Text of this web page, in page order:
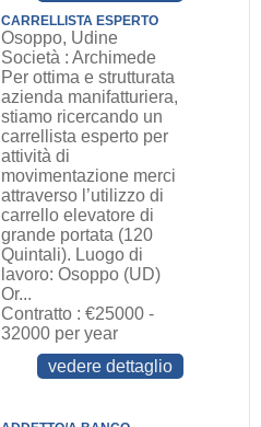
CARRELLISTA ESPERTO
Osoppo, Udine
Società : Archimede
Per ottima e strutturata
azienda manifatturiera,
stiamo ricercando un
carrellista esperto per
attività di
movimentazione merci
attraverso l’utilizzo di
carrello elevatore di
grande portata (120
Quintali). Luogo di
lavoro: Osoppo (UD)
Or...
Contratto : €25000 -
32000 per year
vedere dettaglio